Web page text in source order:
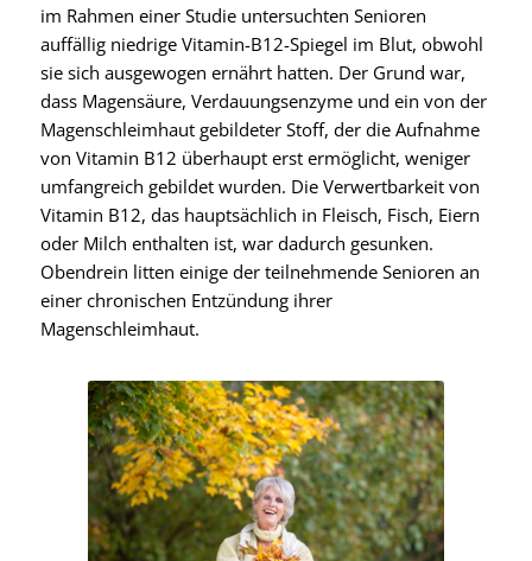
im Rahmen einer Studie untersuchten Senioren
auffällig niedrige Vitamin-B12-Spiegel im Blut, obwohl
sie sich ausgewogen ernährt hatten. Der Grund war,
dass Magensäure, Verdauungsenzyme und ein von der
Magenschleimhaut gebildeter Stoff, der die Aufnahme
von Vitamin B12 überhaupt erst ermöglicht, weniger
umfangreich gebildet wurden. Die Verwertbarkeit von
Vitamin B12, das hauptsächlich in Fleisch, Fisch, Eiern
oder Milch enthalten ist, war dadurch gesunken.
Obendrein litten einige der teilnehmende Senioren an
einer chronischen Entzündung ihrer
Magenschleimhaut.